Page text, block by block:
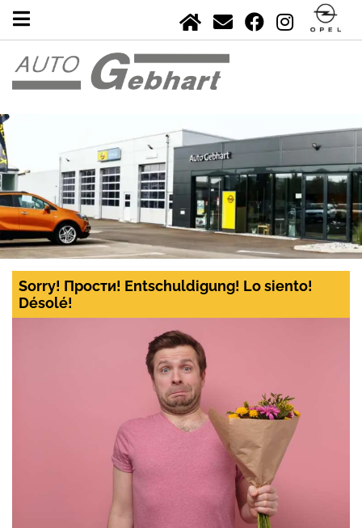
Sorry! Прости! Entschuldigung! Lo siento!
Désolé!